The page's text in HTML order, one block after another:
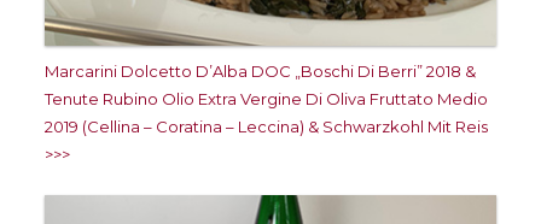
Marcarini Dolcetto D’Alba DOC „Boschi Di Berri” 2018 &
Tenute Rubino Olio Extra Vergine Di Oliva Fruttato Medio
2019 (Cellina – Coratina – Leccina) & Schwarzkohl Mit Reis
>>>